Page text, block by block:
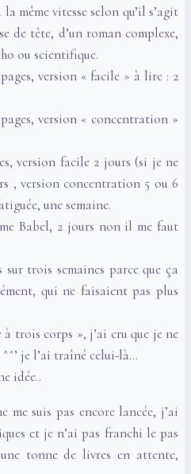
même vitesse selon qu’il s’agit
de tête, d’un roman complexe,
ou scientifique.
version « facile » à lire : 2
version « concentration »
version facile 2 jours (si je ne
, version concentration 5 ou 6
une semaine.
Babel, 2 jours non il me faut
sur trois semaines parce que ça
qui ne faisaient pas plus
à trois corps », j’ai cru que je ne
je l’ai traîné celui-là…
idée..
me suis pas encore lancée, j’ai
et je n’ai pas franchi le pas
tonne de livres en attente,